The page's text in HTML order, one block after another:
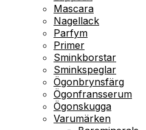
Mascara
Nagellack
Parfym
Primer
Sminkborstar
Sminkspeglar
Ögonbrynsfärg
Ögonfransserum
Ögonskugga
Varumärken